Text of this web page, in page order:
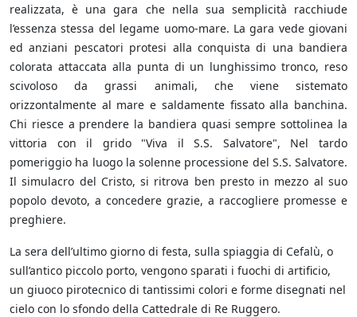
realizzata, è una gara che nella sua semplicità racchiude
l’essenza stessa del legame uomo-mare. La gara vede giovani
ed anziani pescatori protesi alla conquista di una bandiera
colorata attaccata alla punta di un lunghissimo tronco, reso
scivoloso da grassi animali, che viene sistemato
orizzontalmente al mare e saldamente fissato alla banchina.
Chi riesce a prendere la bandiera quasi sempre sottolinea la
vittoria con il grido "Viva il S.S. Salvatore", Nel tardo
pomeriggio ha luogo la solenne processione del S.S. Salvatore.
Il simulacro del Cristo, si ritrova ben presto in mezzo al suo
popolo devoto, a concedere grazie, a raccogliere promesse e
preghiere.
La sera dell’ultimo giorno di festa, sulla spiaggia di Cefalù, o
sull’antico piccolo porto, vengono sparati i fuochi di artificio,
un giuoco pirotecnico di tantissimi colori e forme disegnati nel
cielo con lo sfondo della Cattedrale di Re Ruggero.